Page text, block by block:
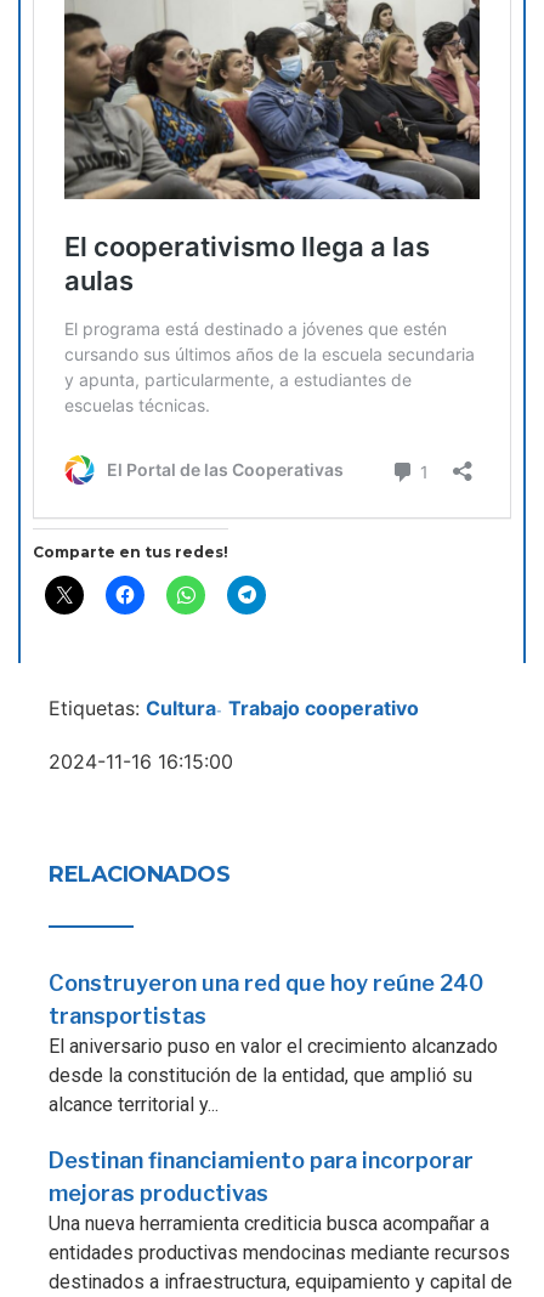
Comparte en tus redes!
Etiquetas: Cultura- Trabajo cooperativo
2024-11-16 16:15:00
RELACIONADOS
Construyeron una red que hoy reúne 240
transportistas
El aniversario puso en valor el crecimiento alcanzado
desde la constitución de la entidad, que amplió su
alcance territorial y...
Destinan financiamiento para incorporar
mejoras productivas
Una nueva herramienta crediticia busca acompañar a
entidades productivas mendocinas mediante recursos
destinados a infraestructura, equipamiento y capital de